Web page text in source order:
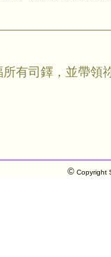
有司鐸，並帶領
©Copyright